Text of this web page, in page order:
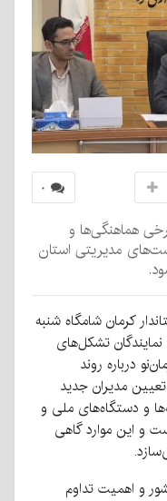
۰
هماهنگی‌ها و
مدیریتی استان
کرمان شامگاه شنبه
نمایندگان تشکل‌های
درباره روند
مدیران جدید
و دستگاه‌های ملی و
و این موارد گاهی
و اهمیت تداوم